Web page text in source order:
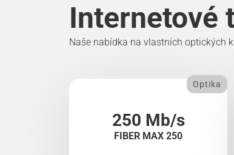
Internetové
Naše nabídka na vlastních optických
250 Mb/s
FIBER MAX 250
Optika